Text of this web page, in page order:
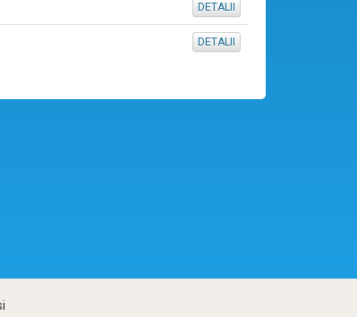
DETALII
DETALII